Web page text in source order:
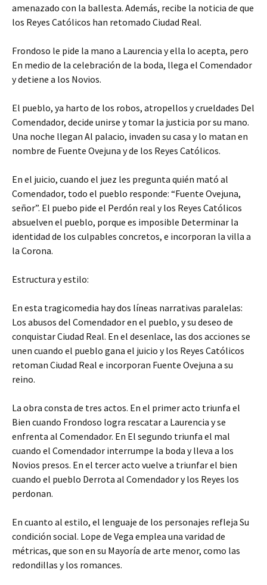
amenazado con la ballesta. Además, recibe la noticia de que
los Reyes Católicos han retomado Ciudad Real.
Frondoso le pide la mano a Laurencia y ella lo acepta, pero
En medio de la celebración de la boda, llega el Comendador
y detiene a los Novios.
El pueblo, ya harto de los robos, atropellos y crueldades Del
Comendador, decide unirse y tomar la justicia por su mano.
Una noche llegan Al palacio, invaden su casa y lo matan en
nombre de Fuente Ovejuna y de los Reyes Católicos.
En el juicio, cuando el juez les pregunta quién mató al
Comendador, todo el pueblo responde: “Fuente Ovejuna,
señor”. El puebo pide el Perdón real y los Reyes Católicos
absuelven el pueblo, porque es imposible Determinar la
identidad de los culpables concretos, e incorporan la villa a
la Corona.
Estructura y estilo:
En esta tragicomedia hay dos líneas narrativas paralelas:
Los abusos del Comendador en el pueblo, y su deseo de
conquistar Ciudad Real. En el desenlace, las dos acciones se
unen cuando el pueblo gana el juicio y los Reyes Católicos
retoman Ciudad Real e incorporan Fuente Ovejuna a su
reino.
La obra consta de tres actos. En el primer acto triunfa el
Bien cuando Frondoso logra rescatar a Laurencia y se
enfrenta al Comendador. En El segundo triunfa el mal
cuando el Comendador interrumpe la boda y lleva a los
Novios presos. En el tercer acto vuelve a triunfar el bien
cuando el pueblo Derrota al Comendador y los Reyes los
perdonan.
En cuanto al estilo, el lenguaje de los personajes refleja Su
condición social. Lope de Vega emplea una varidad de
métricas, que son en su Mayoría de arte menor, como las
redondillas y los romances.